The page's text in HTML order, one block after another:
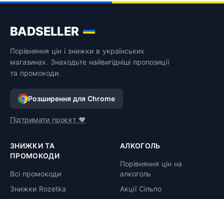
BADSELLER
Порівняння цін і знижки в українських
магазинах. Знаходьте найвигідніші пропозиції
та промокоди.
Розширення для Chrome
Підтримати проєкт ❤️
ЗНИЖКИ ТА
ПРОМОКОДИ
Всі промокоди
Знижки Rozetka
АЛКОГОЛЬ
Порівняння цін на
алкоголь
Акції Сільпо